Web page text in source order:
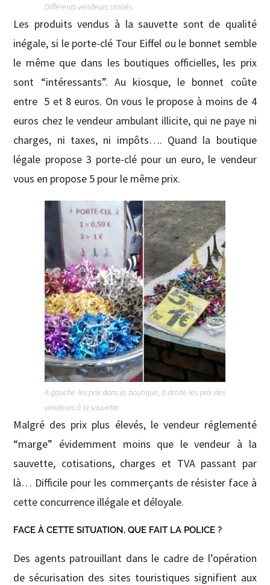
Différents vendeurs croisés
Les produits vendus à la sauvette sont de qualité
inégale, si le porte-clé Tour Eiffel ou le bonnet semble
le même que dans les boutiques officielles, les prix
sont “intéressants”. Au kiosque, le bonnet coûte
entre 5 et 8 euros. On vous le propose à moins de 4
euros chez le vendeur ambulant illicite, qui ne paye ni
charges, ni taxes, ni impôts…. Quand la boutique
légale propose 3 porte-clé pour un euro, le vendeur
vous en propose 5 pour le même prix.
A gauche les prix dans la boutique, à droite les prix des
vendeurs à la sauvette
Malgré des prix plus élevés, le vendeur réglementé
“marge” évidemment moins que le vendeur à la
sauvette, cotisations, charges et TVA passant par
là… Difficile pour les commerçants de résister face à
cette concurrence illégale et déloyale.
FACE À CETTE SITUATION, QUE FAIT LA POLICE ?
Des agents patrouillant dans le cadre de l’opération
de sécurisation des sites touristiques signifient aux